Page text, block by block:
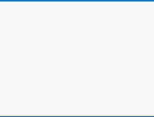
игр PS4, обзоры игр, видеоролики, новости